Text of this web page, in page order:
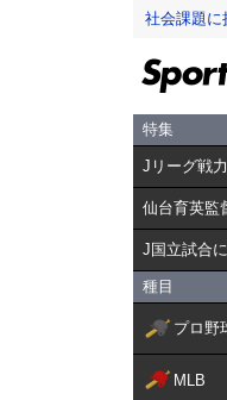
社会課題に
特集
Jリーグ戦
仙台育英監
J国立試合
種目
プロ野
MLB